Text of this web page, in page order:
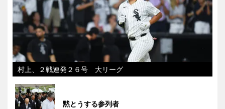
村上、２戦連発２６号 大リーグ
黙とうする参列者